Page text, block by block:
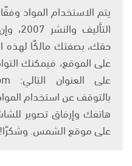
حقك، بصفتك مالكًا لهذه
على الموقع، فيمكنك
بالتوقف عن استخدام
هاتفك وإرفاق تصوير
على موقع الشمس. وشكرًا!